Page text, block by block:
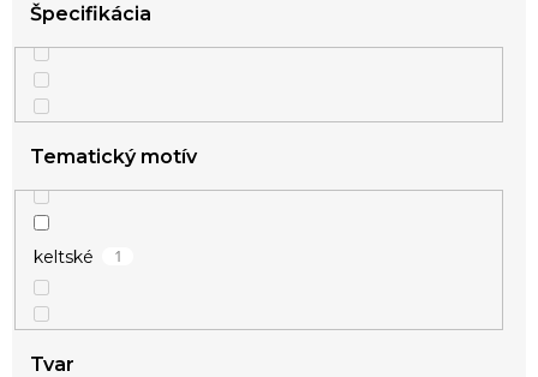
Špecifikácia
Tematický motív
keltské 1
Tvar